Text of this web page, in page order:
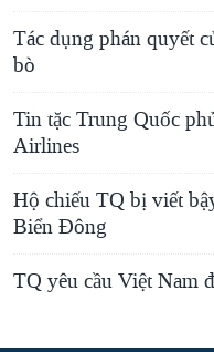
Tác dụng phán quyết
bò
Tin tặc Trung Quốc
Airlines
Hộ chiếu TQ bị viết
Biển Đông
TQ yêu cầu Việt Nam